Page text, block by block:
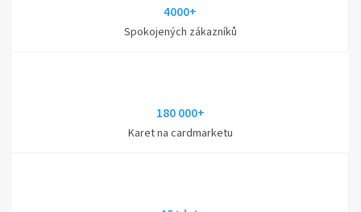
4000+
Spokojených zákazníků
180 000+
Karet na cardmarketu